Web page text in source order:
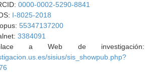
0000-0002-5290-8841
I-8025-2018
55347137200
3384091
a Web de investigación:
sisius/sis_showpub.php?